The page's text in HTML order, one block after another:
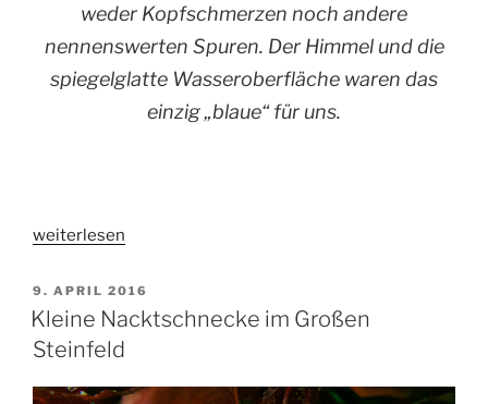
weder Kopfschmerzen noch andere
nennenswerten Spuren. Der Himmel und die
spiegelglatte Wasseroberfläche waren das
einzig „blaue“ für uns.
„Herrlichstes
weiterlesen
VERÖFFENTLICHT
AM
9. APRIL 2016
Kleine Nacktschnecke im Großen
Steinfeld